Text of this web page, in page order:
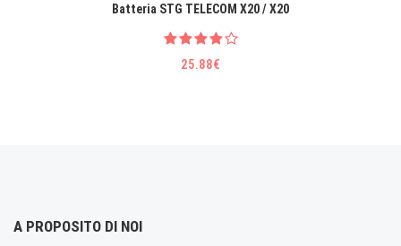
Batteria STG TELECOM X20 / X20
25.88€
A PROPOSITO DI NOI